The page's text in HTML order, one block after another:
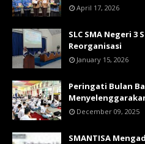
April 17, 2026
SLC SMA Negeri
Reorganisasi
January 15, 2026
Peringati Bulan
December 09, 2025
SMANTISA